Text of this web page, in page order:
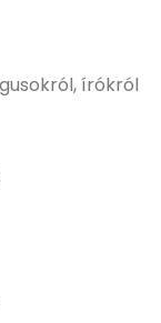
írókról